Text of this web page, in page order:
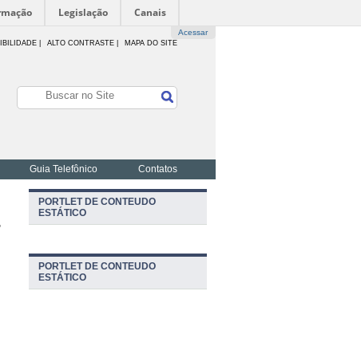
Legislação Canais
Acessar
ALTO CONTRASTE | MAPA DO SITE
Guia Telefônico Contatos
PORTLET DE CONTEUDO
ESTÁTICO
PORTLET DE CONTEUDO
ESTÁTICO